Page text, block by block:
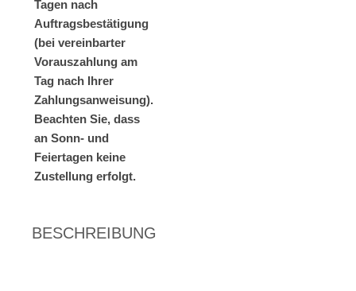
Tagen nach
Auftragsbestätigung
(bei vereinbarter
Vorauszahlung am
Tag nach Ihrer
Zahlungsanweisung).
Beachten Sie, dass
an Sonn- und
Feiertagen keine
Zustellung erfolgt.
BESCHREIBUNG